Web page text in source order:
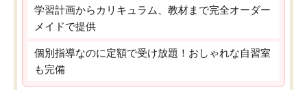
学習計画からカリキュラム、教材まで完全オーダー
メイドで提供
個別指導なのに定額で受け放題！おしゃれな自習室
も完備